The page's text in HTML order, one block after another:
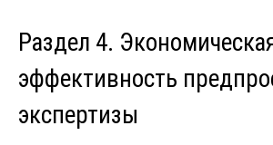
Раздел 4.
эффективность
экспертизы